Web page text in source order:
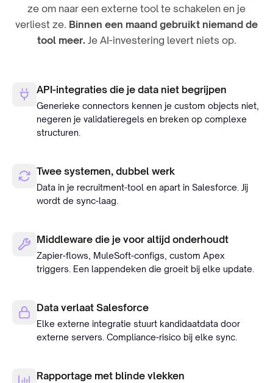
ze om naar een externe tool te schakelen en je
verliest ze. Binnen een maand gebruikt niemand de
tool meer.Je AI-investering levert niets op.
API-integraties die je data niet begrijpen
Generieke connectors kennen je custom objects niet,
negeren je validatieregels en breken op complexe
structuren.
Twee systemen, dubbel werk
Data in je recruitment-tool en apart in Salesforce. Jij
wordt de sync-laag.
Middleware die je voor altijd onderhoudt
Zapier-flows, MuleSoft-configs, custom Apex
triggers. Een lappendeken die groeit bij elke update.
Data verlaat Salesforce
Elke externe integratie stuurt kandidaatdata door
externe servers. Compliance-risico bij elke sync.
Rapportage met blinde vlekken